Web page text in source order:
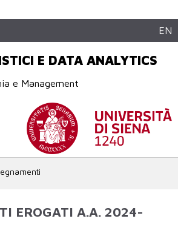
contenuto
EN
E DATA ANALYTICS
e Management
EROGATI A.A. 2024-